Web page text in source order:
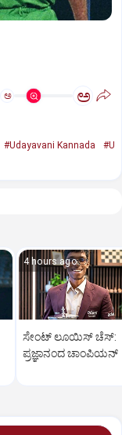
ಅ ಅ
#Udayavani Kannada
#U
4 hours ago
ಸೇಂಟ್‌ ಲೂಯಿಸ್‌ ಚೆಸ್‌:
ಪ್ರಜ್ಞಾನಂದ ಚಾಂಪಿಯನ್‌